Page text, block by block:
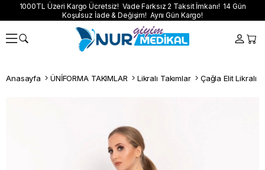
1000TL Üzeri Kargo Ücretsiz! Vade Farksız 2 Taksit İmkanı! 14 Gün
Koşulsuz İade & Değişim! Aynı Gün Kargo!
Anasayfa ÜNİFORMA TAKIMLAR Likralı Takımlar Çağla Elit Likralı